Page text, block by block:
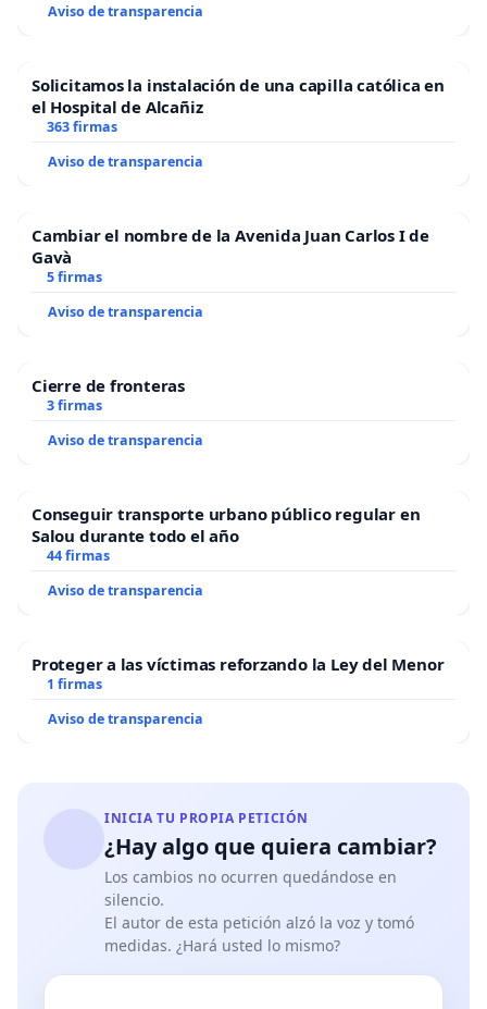
Aviso de transparencia
Solicitamos la instalación de una capilla católica en
el Hospital de Alcañiz
363 firmas
Aviso de transparencia
Cambiar el nombre de la Avenida Juan Carlos I de
Gavà
5 firmas
Aviso de transparencia
Cierre de fronteras
3 firmas
Aviso de transparencia
Conseguir transporte urbano público regular en
Salou durante todo el año
44 firmas
Aviso de transparencia
Proteger a las víctimas reforzando la Ley del Menor
1 firmas
Aviso de transparencia
INICIA TU PROPIA PETICIÓN
¿Hay algo que quiera cambiar?
Los cambios no ocurren quedándose en
silencio.
El autor de esta petición alzó la voz y tomó
medidas. ¿Hará usted lo mismo?